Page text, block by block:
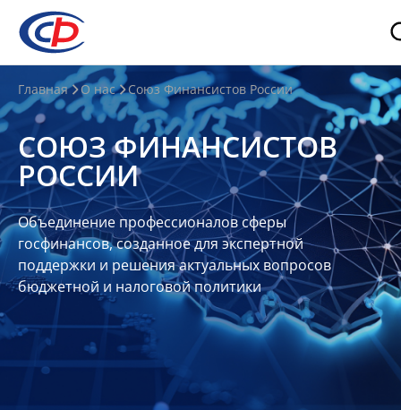
О
нас
О
СФР
Совет
Союза
Участники
Планы
отчеты
Контакты
Главная О нас Союз Финансистов России
СОЮЗ ФИНАНСИСТОВ
РОССИИ
Объединение профессионалов сферы
госфинансов, созданное для экспертной
поддержки и решения актуальных вопросов
бюджетной и налоговой политики